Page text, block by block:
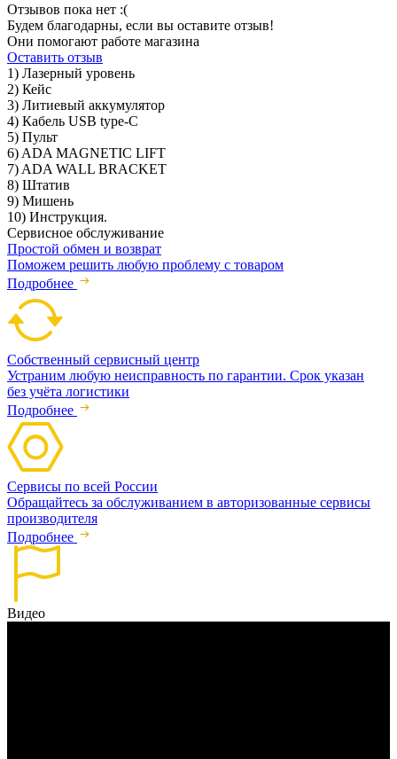
Отзывов пока нет :(
Будем благодарны, если вы оставите отзыв!
Они помогают работе магазина
Оставить отзыв
1) Лазерный уровень
2) Кейс
3) Литиевый аккумулятор
4) Кабель USB type-C
5) Пульт
6) ADA MAGNETIC LIFT
7) ADA WALL BRACKET
8) Штатив
9) Мишень
10) Инструкция.
Сервисное обслуживание
Простой обмен и возврат
Поможем решить любую проблему с товаром
Подробнее
Собственный сервисный центр
Устраним любую неисправность по гарантии. Срок указан
без учёта логистики
Подробнее
Сервисы по всей России
Обращайтесь за обслуживанием в авторизованные сервисы
производителя
Подробнее
Видео